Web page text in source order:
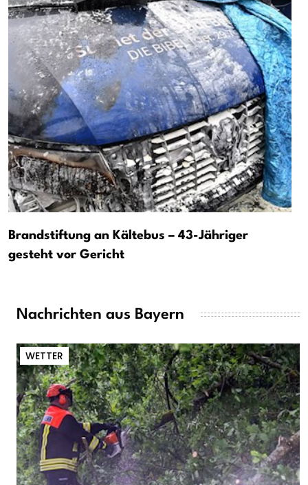
Brandstiftung an Kältebus – 43-Jähriger
gesteht vor Gericht
Nachrichten aus Bayern
WETTER